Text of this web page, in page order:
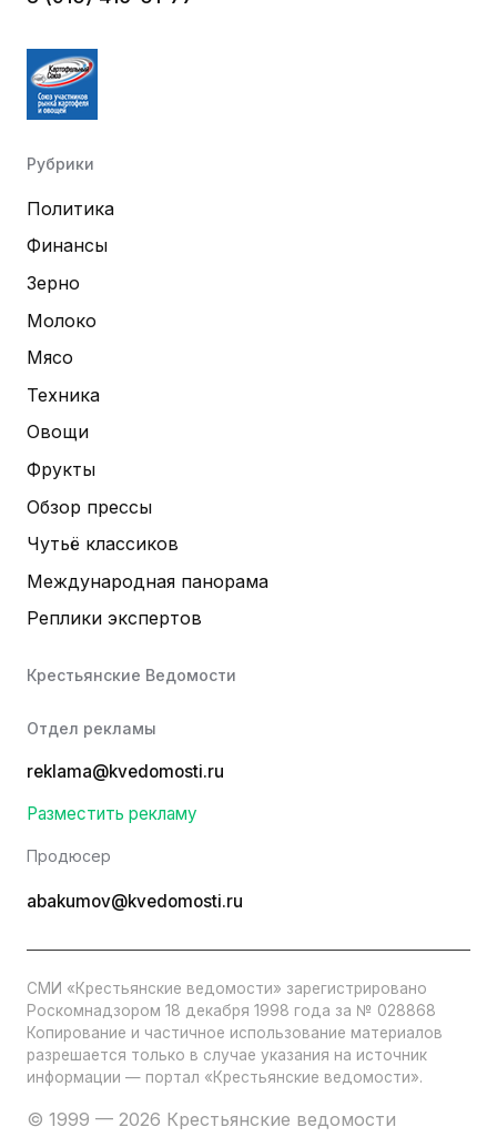
Рубрики
Политика
Финансы
Зерно
Молоко
Мясо
Техника
Овощи
Фрукты
Обзор прессы
Чутьё классиков
Международная панорама
Реплики экспертов
Крестьянские Ведомости
Отдел рекламы
reklama@kvedomosti.ru
Разместить рекламу
Продюсер
abakumov@kvedomosti.ru
СМИ «Крестьянские ведомости» зарегистрировано
Роскомнадзором 18 декабря 1998 года за № 028868
Копирование и частичное использование материалов
разрешается только в случае указания на источник
информации — портал «Крестьянские ведомости».
© 1999 — 2026 Крестьянские ведомости